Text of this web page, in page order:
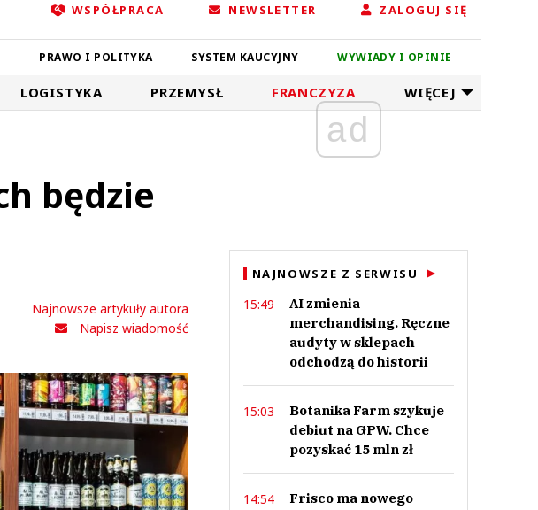
WSPÓŁPRACA NEWSLETTER ZALOGUJ SIĘ
PRAWO I POLITYKA SYSTEM KAUCYJNY WYWIADY I OPINIE
LOGISTYKA PRZEMYSŁ FRANCZYZA WIĘCEJ
będzie
Najnowsze artykuły autora
Napisz wiadomość
ad
NAJNOWSZE Z SERWISU
15:49
AI zmienia
merchandising. Ręczne
audyty w sklepach
odchodzą do historii
15:03
Botanika Farm szykuje
debiut na GPW. Chce
pozyskać 15 mln zł
14:54
Frisco ma nowego